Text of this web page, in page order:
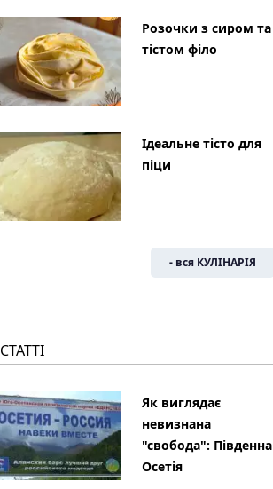
Розочки з сиром та
тістом філо
Ідеальне тісто для
піци
- вся КУЛІНАРІЯ
СТАТТІ
Як виглядає
невизнана
"свобода": Південна
Осетія